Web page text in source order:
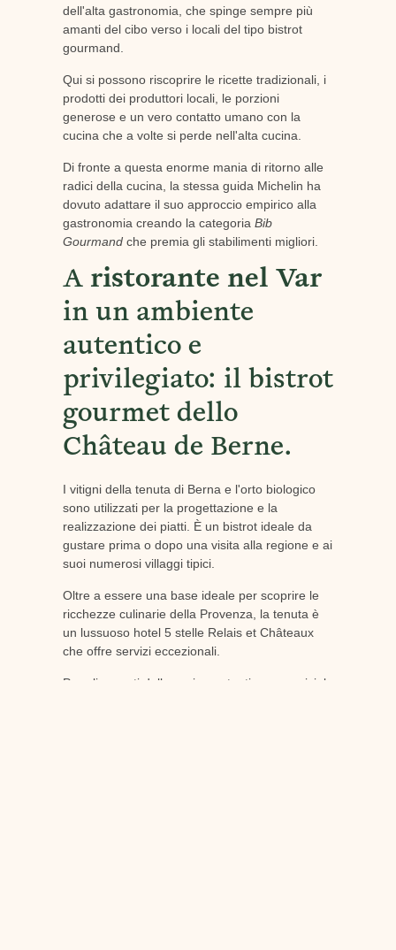
dell'alta gastronomia, che spinge sempre più
amanti del cibo verso i locali del tipo bistrot
gourmand.
Qui si possono riscoprire le ricette tradizionali, i
prodotti dei produttori locali, le porzioni
generose e un vero contatto umano con la
cucina che a volte si perde nell'alta cucina.
Di fronte a questa enorme mania di ritorno alle
radici della cucina, la stessa guida Michelin ha
dovuto adattare il suo approccio empirico alla
gastronomia creando la categoria Bib
Gourmandche premia gli stabilimenti migliori.
A ristorante nel Var
in un ambiente
autentico e
privilegiato: il bistrot
gourmet dello
Château de Berne.
I vitigni della tenuta di Berna e l'orto biologico
sono utilizzati per la progettazione e la
realizzazione dei piatti. È un bistrot ideale da
gustare prima o dopo una visita alla regione e ai
suoi numerosi villaggi tipici.
Oltre a essere una base ideale per scoprire le
ricchezze culinarie della Provenza, la tenuta è
un lussuoso hotel 5 stelle Relais et Châteaux
che offre servizi eccezionali.
Per gli amanti della cucina autentica e conviviale